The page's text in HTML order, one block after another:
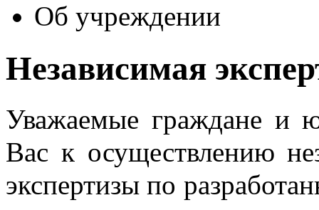
Об учреждении
Независимая
Уважаемые граждане и
Вас к осуществлению
экспертизы по